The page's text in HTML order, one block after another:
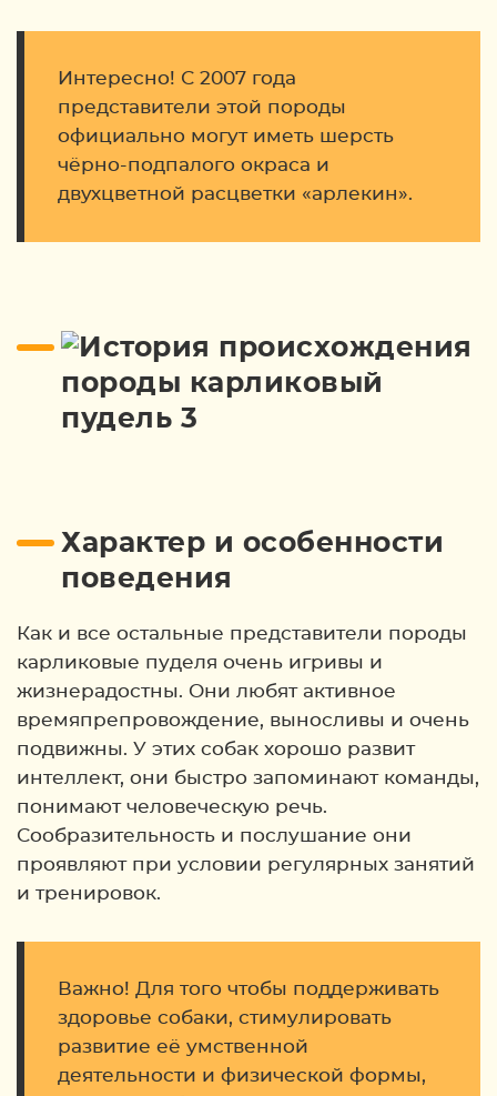
Интересно! С 2007 года
представители этой породы
официально могут иметь шерсть
чёрно-подпалого окраса и
двухцветной расцветки «арлекин».
Характер и особенности
поведения
Как и все остальные представители породы
карликовые пуделя очень игривы и
жизнерадостны. Они любят активное
времяпрепровождение, выносливы и очень
подвижны. У этих собак хорошо развит
интеллект, они быстро запоминают команды,
понимают человеческую речь.
Сообразительность и послушание они
проявляют при условии регулярных занятий
и тренировок.
Важно! Для того чтобы поддерживать
здоровье собаки, стимулировать
развитие её умственной
деятельности и физической формы,